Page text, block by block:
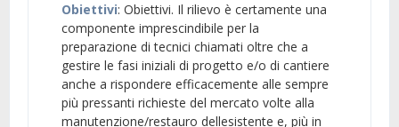
Obiettivi: Obiettivi. Il rilievo è certamente una
componente imprescindibile per la
preparazione di tecnici chiamati oltre che a
gestire le fasi iniziali di progetto e/o di cantiere
anche a rispondere efficacemente alle sempre
più pressanti richieste del mercato volte alla
manutenzione/restauro dellesistente e, più in